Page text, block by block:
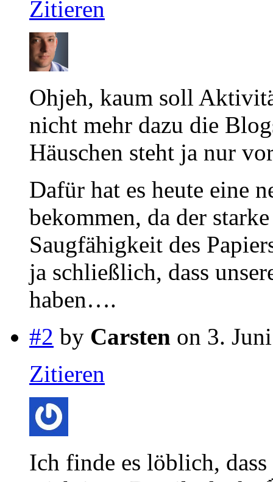
Zitieren
Ohjeh, kaum soll
nicht mehr dazu die
Häuschen steht ja nur
Dafür hat es heute eine
bekommen, da der
Saugfähigkeit des
ja schließlich, dass
haben….
#2 by Carsten on 3.
Zitieren
Ich finde es löblich,